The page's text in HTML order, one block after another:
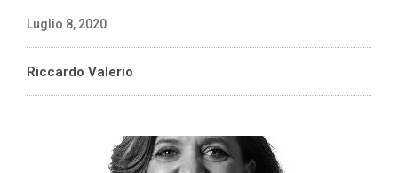
Luglio 8, 2020
Riccardo Valerio